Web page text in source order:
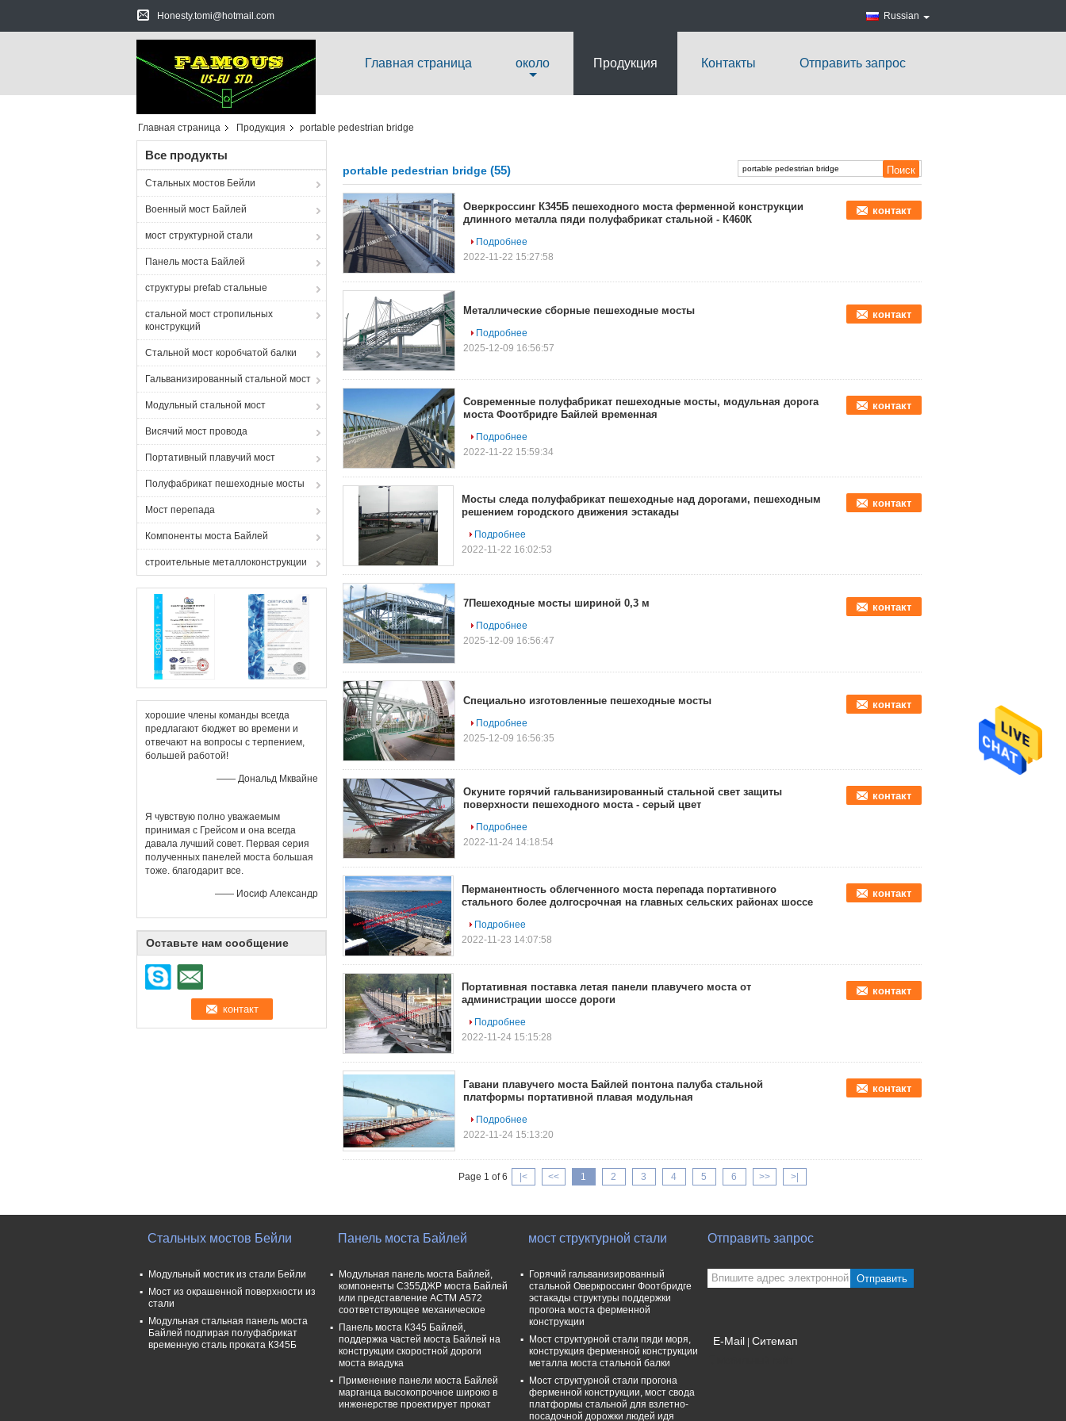
Honesty.tomi@hotmail.com Russian
Главная страница около Продукция Контакты Отправить запрос
Главная страница Продукция portable pedestrian bridge
Все продукты
Стальных мостов Бейли
Военный мост Байлей
мост структурной стали
Панель моста Байлей
структуры prefab стальные
стальной мост стропильных
конструкций
Стальной мост коробчатой балки
Гальванизированный стальной мост
Модульный стальной мост
Висячий мост провода
Портативный плавучий мост
Полуфабрикат пешеходные мосты
Мост перепада
Компоненты моста Байлей
строительные металлоконструкции
хорошие члены команды всегда
предлагают бюджет во времени и
отвечают на вопросы с терпением,
большей работой!
—— Дональд Мквайне
Я чувствую полно уважаемым
принимая с Грейсом и она всегда
давала лучший совет. Первая серия
полученных панелей моста большая
тоже. благодарит все.
—— Иосиф Александр
Оставьте нам сообщение
portable pedestrian bridge (55)
Оверкроссинг К345Б пешеходного моста ферменной конструкции
длинного металла пяди полуфабрикат стальной - К460К
контакт
Подробнее
2022-11-22 15:27:58
Металлические сборные пешеходные мосты контакт
Подробнее
2025-12-09 16:56:57
Современные полуфабрикат пешеходные мосты, модульная дорога
моста Фоотбридге Байлей временная
контакт
Подробнее
2022-11-22 15:59:34
Мосты следа полуфабрикат пешеходные над дорогами, пешеходным
решением городского движения эстакады
контакт
Подробнее
2022-11-22 16:02:53
7Пешеходные мосты шириной 0,3 м контакт
Подробнее
2025-12-09 16:56:47
Специально изготовленные пешеходные мосты контакт
Подробнее
2025-12-09 16:56:35
Окуните горячий гальванизированный стальной свет защиты
поверхности пешеходного моста - серый цвет
контакт
Подробнее
2022-11-24 14:18:54
Перманентность облегченного моста перепада портативного
стального более долгосрочная на главных сельских районах шоссе
контакт
Подробнее
2022-11-23 14:07:58
Портативная поставка летая панели плавучего моста от
администрации шоссе дороги
контакт
Подробнее
2022-11-24 15:15:28
Гавани плавучего моста Байлей понтона палуба стальной
платформы портативной плавая модульная
контакт
Подробнее
2022-11-24 15:13:20
Page 1 of 6 |< << 1 2 3 4 5 6 >> >|
Стальных мостов Бейли
Модульный мостик из стали Бейли
Мост из окрашенной поверхности из
стали
Модульная стальная панель моста
Байлей подпирая полуфабрикат
временную сталь проката К345Б
Панель моста Байлей
Модульная панель моста Байлей,
компоненты С355ДЖР моста Байлей
или представление АСТМ А572
соответствующее механическое
Панель моста К345 Байлей,
поддержка частей моста Байлей на
конструкции скоростной дороги
моста виадука
Применение панели моста Байлей
марганца высокопрочное широко в
инженерстве проектирует прокат
мост структурной стали
Горячий гальванизированный
стальной Оверкроссинг Фоотбридге
эстакады структуры поддержки
прогона моста ферменной
конструкции
Мост структурной стали пяди моря,
конструкция ферменной конструкции
металла моста стальной балки
Мост структурной стали прогона
ферменной конструкции, мост свода
платформы стальной для взлетно-
посадочной дорожки людей идя
Отправить запрос
Отправить
E-Mail Ситемап